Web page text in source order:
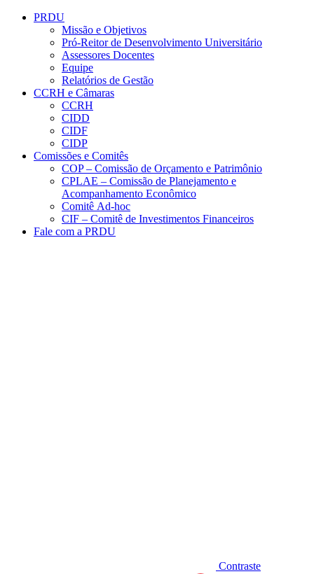
Conteúdo principal
PRDU
Missão e Objetivos
Pró-Reitor de Desenvolvimento Universitário
Assessores Docentes
Equipe
Relatórios de Gestão
CCRH e Câmaras
CCRH
CIDD
CIDF
CIDP
Comissões e Comitês
COP – Comissão de Orçamento e Patrimônio
CPLAE – Comissão de Planejamento e
Acompanhamento Econômico
Comitê Ad-hoc
CIF – Comitê de Investimentos Financeiros
Fale com a PRDU
Contraste